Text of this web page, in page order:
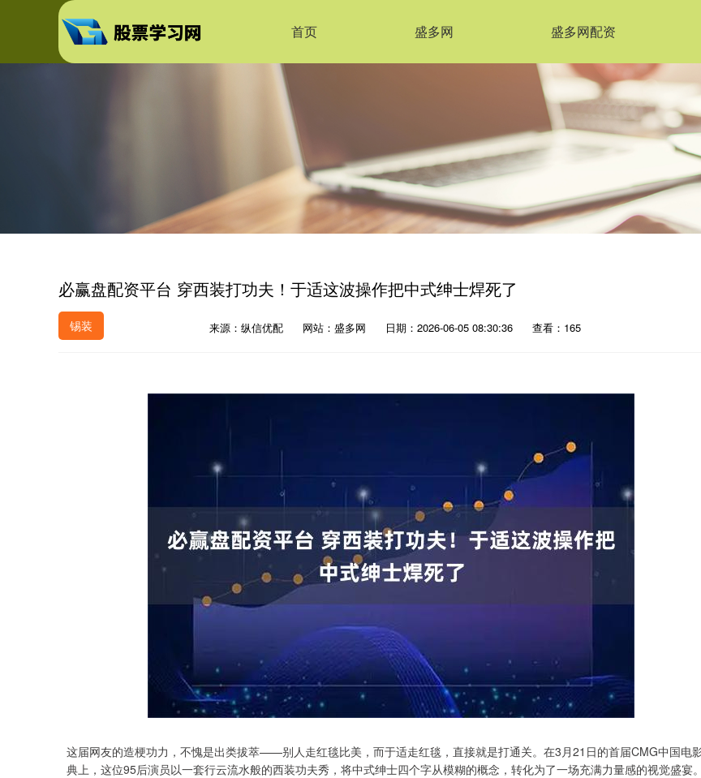
首页 盛多网 盛多网配资
必赢盘配资平台 穿西装打功夫！于适这波操作把中式绅士焊死了
锡装 来源：纵信优配 网站：盛多网 日期：2026-06-05 08:30:36 查看：165
这届网友的造梗功力，不愧是出类拔萃——别人走红毯比美，而于适走红毯，直接就是打通关。在3月21日的首届CMG中国电
典上，这位95后演员以一套行云流水般的西装功夫秀，将中式绅士四个字从模糊的概念，转化为了一场充满力量感的视觉盛宴